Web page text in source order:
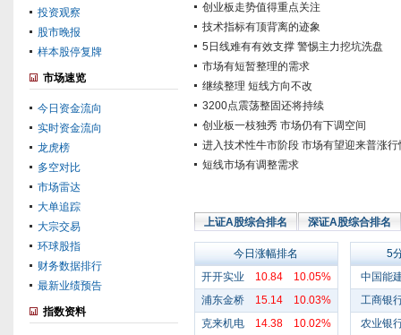
投资观察
股市晚报
样本股停复牌
市场速览
今日资金流向
实时资金流向
龙虎榜
多空对比
市场雷达
大单追踪
大宗交易
环球股指
财务数据排行
最新业绩预告
指数资料
创业板走势值得重点关注
技术指标有顶背离的迹象
5日线难有有效支撑 警惕主力挖坑洗盘
市场有短暂整理的需求
继续整理 短线方向不改
3200点震荡整固还将持续
创业板一枝独秀 市场仍有下调空间
进入技术性牛市阶段 市场有望迎来普涨行
短线市场有调整需求
上证A股综合排名 深证A股综合排名
今日涨幅排名
开开实业
10.84
10.05%
浦东金桥
15.14
10.03%
克来机电
14.38
10.02%
5
中国能
工商银
农业银